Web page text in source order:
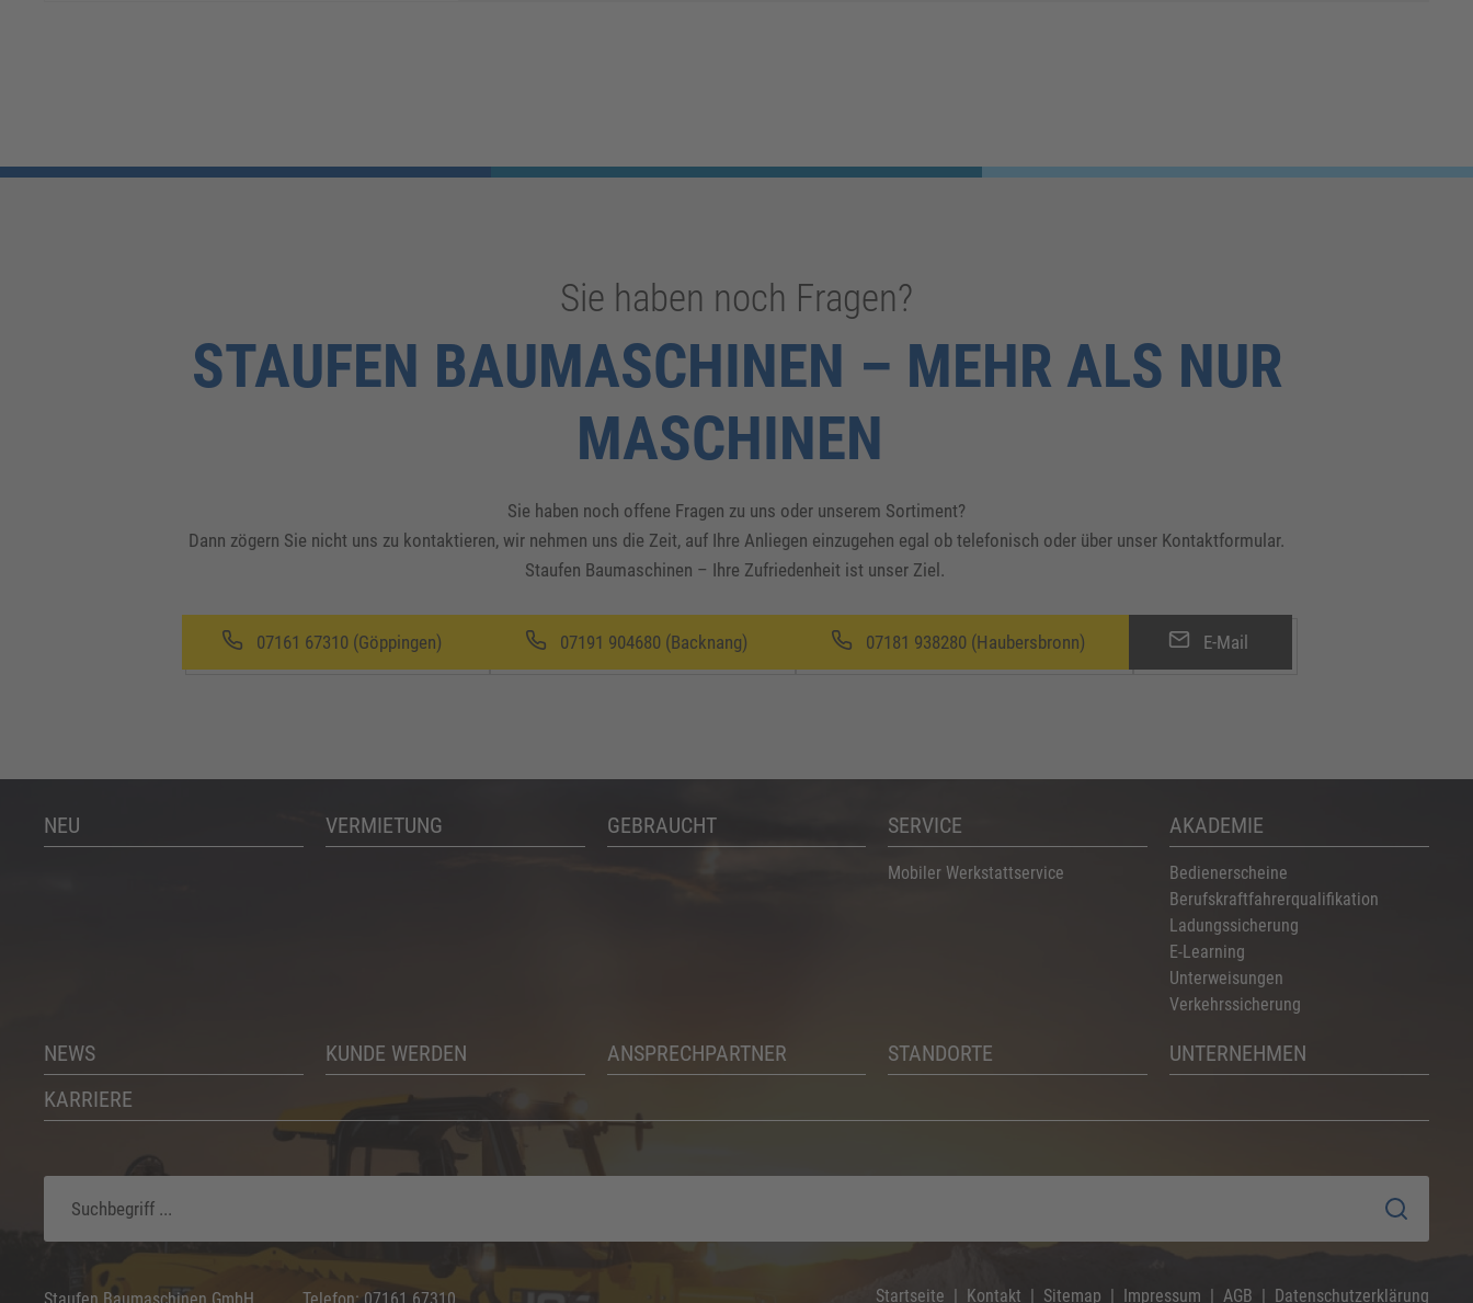
Sie haben noch Fragen?
STAUFEN BAUMASCHINEN – MEHR ALS NUR
MASCHINEN
Sie haben noch offene Fragen zu uns oder unserem Sortiment?
Dann zögern Sie nicht uns zu kontaktieren, wir nehmen uns die Zeit, auf Ihre Anliegen einzugehen egal ob telefonisch oder über unser Kontaktformular.
Staufen Baumaschinen – Ihre Zufriedenheit ist unser Ziel.
07161 67310 (Göppingen) 07191 904680 (Backnang) 07181 938280 (Haubersbronn) E-Mail
NEU VERMIETUNG GEBRAUCHT SERVICE
Mobiler Werkstattservice
AKADEMIE
Bedienerscheine
Berufskraftfahrerqualifikation
Ladungssicherung
E-Learning
Unterweisungen
Verkehrssicherung
NEWS KUNDE WERDEN ANSPRECHPARTNER STANDORTE
UNTERNEHMEN
KARRIERE
Startseite Kontakt Sitemap Impressum AGB Datenschutzerklärung